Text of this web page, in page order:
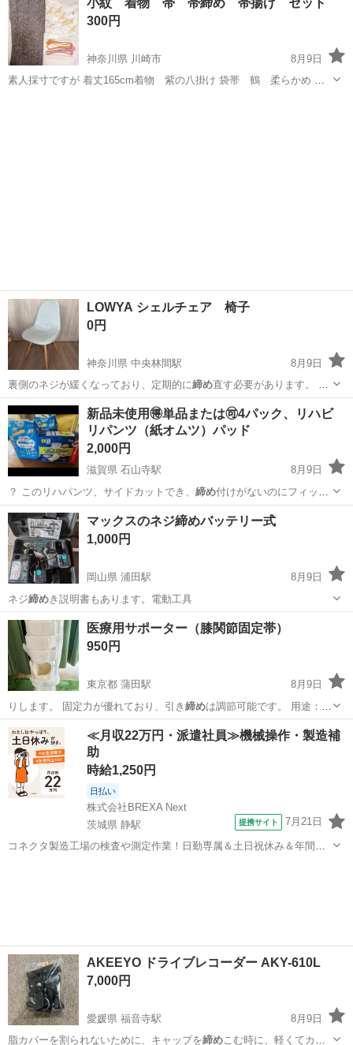
300円
神奈川県 川崎市
8月9日
素人採寸ですが 着丈165cm着物 紫の八掛け 袋帯 鶴 柔らかめ 白
LOWYA シェルチェア 椅子
0円
神奈川県 中央林間駅
8月9日
裏側のネジが緩くなっており、定期的に締め直す必要があります。 ご
理解いただけ…
神奈川 大和市 中央林間駅 椅子
新品未使用🉐単品または🉑4パック、リハビ
リパンツ（紙オムツ）パッド
2,000円
滋賀県 石山寺駅
8月9日
？ このリハパンツ、サイドカットでき、 締め付けがないのにフィッテ
ィング良く、とで…
滋賀 大津市 石山寺駅 その他
マックスのネジ締めバッテリー式
1,000円
岡山県 浦田駅
8月9日
ネジ締めき説明書もあります。電動工具
岡山 倉敷市 浦田駅 車のパーツ
医療用サポーター（膝関節固定帯）
950円
東京都 蒲田駅
8月9日
りします。 固定力が優れており、引き 締めは調節可能です。 用途：足
の固定…
東京 大田区 蒲田駅 その他
≪月収22万円・派遣社員≫機械操作・製造補
助
時給1,250円
日払い
株式会社BREXA Next
茨城県 静駅
提携サイト 7月21日
コネクタ製造工場の検査や測定作業！日勤専属＆土日祝休み＆年間休
AKEEYO ドライブレコーダー AKY-610L
7,000円
愛媛県 福音寺駅
8月9日
脂カバーを割られないために、キャップを締めこむ時に、軽くてカバ